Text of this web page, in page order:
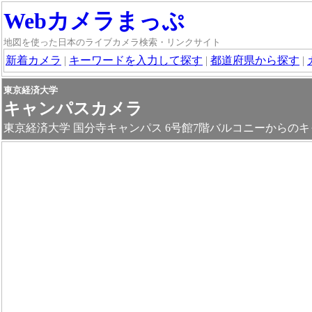
Webカメラまっぷ
地図を使った日本のライブカメラ検索・リンクサイト
新着カメラ | キーワードを入力して探す | 都道府県から探す |
東京経済大学
キャンパスカメラ
東京経済大学 国分寺キャンパス 6号館7階バルコニーからの